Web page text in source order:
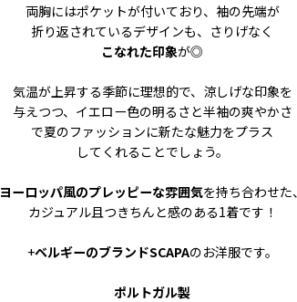
両胸にはポケットが付いており、袖の先端が
折り返されているデザインも、さりげなく
こなれた印象が◎
気温が上昇する季節に理想的で、涼しげな印象を
与えつつ、イエロー色の明るさと半袖の爽やかさ
で夏のファッションに新たな魅力をプラス
してくれることでしょう。
ヨーロッパ風のプレッピーな雰囲気を持ち合わせた、
カジュアル且つきちんと感のある1着です！
+ベルギーのブランドSCAPAのお洋服です。
ポルトガル製